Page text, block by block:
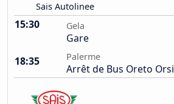
Sais Autolinee
15:30 Gela
Gare
18:35
Palerme
Arrêt de Bus Oreto Orsi